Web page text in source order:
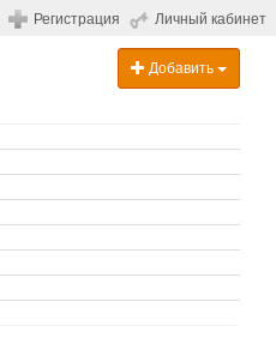
Регистрация Личный кабинет
Добавить